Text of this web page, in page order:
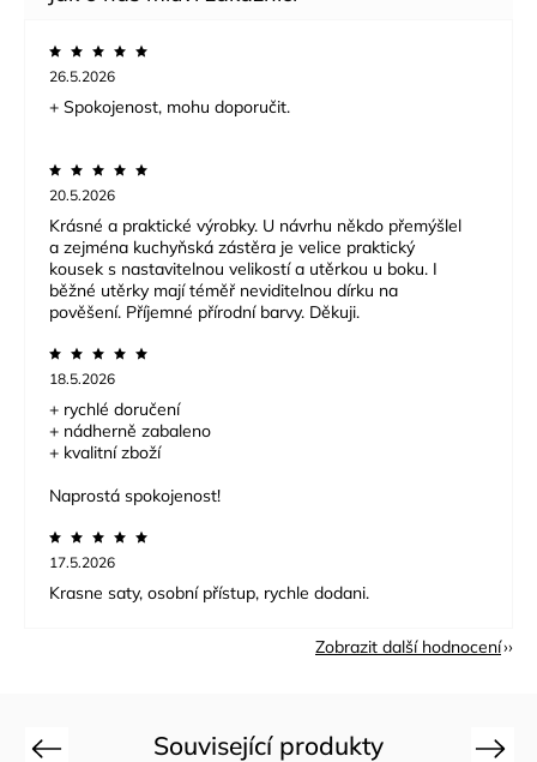
26.5.2026
+ Spokojenost, mohu doporučit.
20.5.2026
Krásné a praktické výrobky. U návrhu někdo přemýšlel
a zejména kuchyňská zástěra je velice praktický
kousek s nastavitelnou velikostí a utěrkou u boku. I
běžné utěrky mají téměř neviditelnou dírku na
pověšení. Příjemné přírodní barvy. Děkuji.
18.5.2026
+ rychlé doručení
+ nádherně zabaleno
+ kvalitní zboží
Naprostá spokojenost!
17.5.2026
Krasne saty, osobní přístup, rychle dodani.
Zobrazit další hodnocení
Související produkty
Previous Next